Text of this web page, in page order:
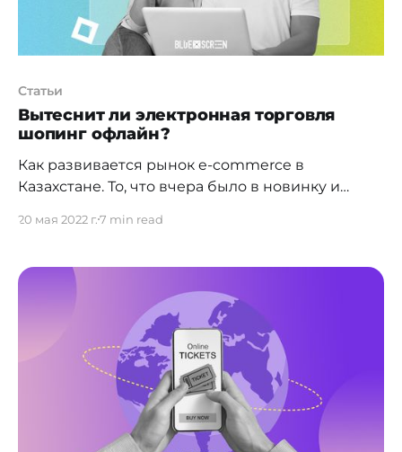
Статьи
Вытеснит ли электронная торговля
шопинг офлайн?
Как развивается рынок e-commerce в
Казахстане. То, что вчера было в новинку и
популярно. Речь об онлайн-торговле на
которые потеснили небольшие интернет-
магазины, став самой популярной бизнес-
моделью в е-commerce. При этом, сам
маркетплейс ничего не производит и не
является собственником товара.
20 мая 2022 г.7 min read